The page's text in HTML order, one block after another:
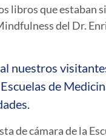
libros que estaban
del Dr.
nuestros
de
de cámara de la